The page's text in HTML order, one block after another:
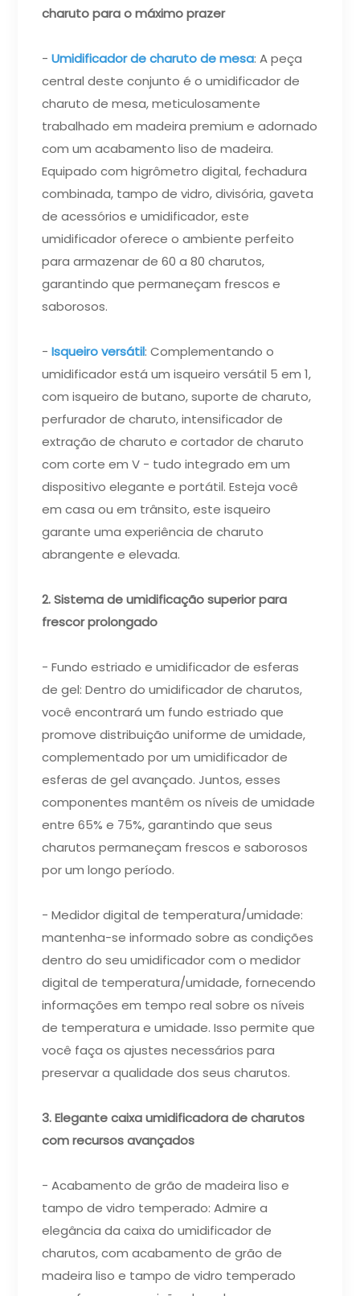
charuto para o máximo prazer
-Umidificador de charuto de mesa: A peça
central deste conjunto é o umidificador de
charuto de mesa, meticulosamente
trabalhado em madeira premium e adornado
com um acabamento liso de madeira.
Equipado com higrômetro digital, fechadura
combinada, tampo de vidro, divisória, gaveta
de acessórios e umidificador, este
umidificador oferece o ambiente perfeito
para armazenar de 60 a 80 charutos,
garantindo que permaneçam frescos e
saborosos.
-Isqueiro versátil: Complementando o
umidificador está um isqueiro versátil 5 em 1,
com isqueiro de butano, suporte de charuto,
perfurador de charuto, intensificador de
extração de charuto e cortador de charuto
com corte em V - tudo integrado em um
dispositivo elegante e portátil. Esteja você
em casa ou em trânsito, este isqueiro
garante uma experiência de charuto
abrangente e elevada.
2. Sistema de umidificação superior para
frescor prolongado
- Fundo estriado e umidificador de esferas
de gel: Dentro do umidificador de charutos,
você encontrará um fundo estriado que
promove distribuição uniforme de umidade,
complementado por um umidificador de
esferas de gel avançado. Juntos, esses
componentes mantêm os níveis de umidade
entre 65% e 75%, garantindo que seus
charutos permaneçam frescos e saborosos
por um longo período.
- Medidor digital de temperatura/umidade:
mantenha-se informado sobre as condições
dentro do seu umidificador com o medidor
digital de temperatura/umidade, fornecendo
informações em tempo real sobre os níveis
de temperatura e umidade. Isso permite que
você faça os ajustes necessários para
preservar a qualidade dos seus charutos.
3. Elegante caixa umidificadora de charutos
com recursos avançados
- Acabamento de grão de madeira liso e
tampo de vidro temperado: Admire a
elegância da caixa do umidificador de
charutos, com acabamento de grão de
madeira liso e tampo de vidro temperado